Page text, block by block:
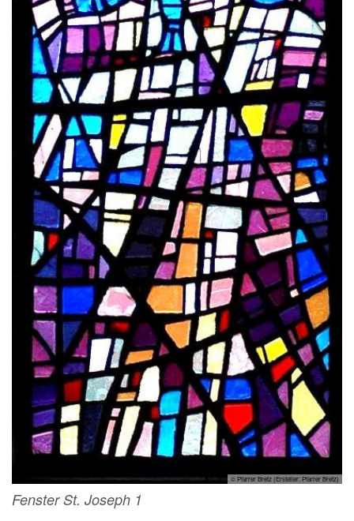
© Pfarrer Bretz (Ersteller: Pfarrer Bretz)
Fenster St. Joseph 1